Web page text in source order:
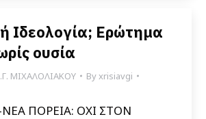
Ιδεολογία; Ερώτημα
ουσία
ΜΙΧΑΛΟΛΙΑΚΟΥ Byxrisiavgi
ΠΟΡΕΙΑ: ΟΧΙ ΣΤΟΝ